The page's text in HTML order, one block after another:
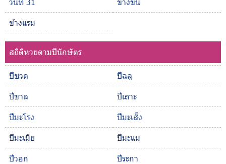
ข้างแรม
สถิติหวยตามปีนักษัตร
ปีชวด
ปีฉลู
ปีขาล
ปีเถาะ
ปีมะโรง
ปีมะเส็ง
ปีมะเมีย
ปีมะแม
ปีวอก
ปีระกา